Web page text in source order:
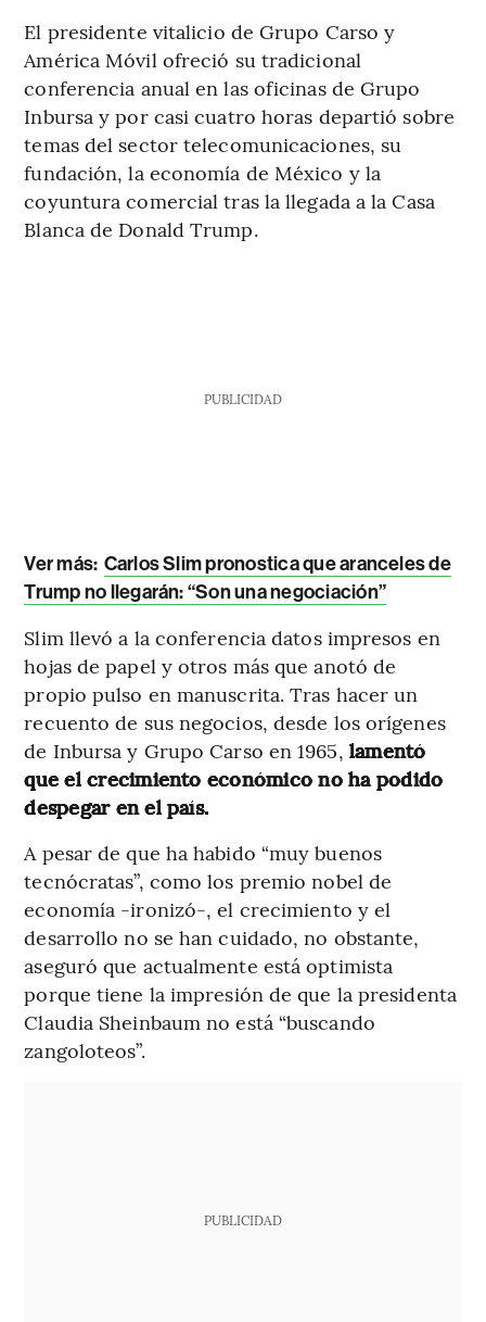
El presidente vitalicio de Grupo Carso y
América Móvil ofreció su tradicional
conferencia anual en las oficinas de Grupo
Inbursa y por casi cuatro horas departió sobre
temas del sector telecomunicaciones, su
fundación, la economía de México y la
coyuntura comercial tras la llegada a la Casa
Blanca de Donald Trump.
PUBLICIDAD
Ver más: Carlos Slim pronostica que aranceles de
Trump no llegarán: “Son una negociación”
Slim llevó a la conferencia datos impresos en
hojas de papel y otros más que anotó de
propio pulso en manuscrita. Tras hacer un
recuento de sus negocios, desde los orígenes
de Inbursa y Grupo Carso en 1965, lamentó
que el crecimiento económico no ha podido
despegar en el país.
A pesar de que ha habido “muy buenos
tecnócratas”, como los premio nobel de
economía -ironizó-, el crecimiento y el
desarrollo no se han cuidado, no obstante,
aseguró que actualmente está optimista
porque tiene la impresión de que la presidenta
Claudia Sheinbaum no está “buscando
zangoloteos”.
PUBLICIDAD